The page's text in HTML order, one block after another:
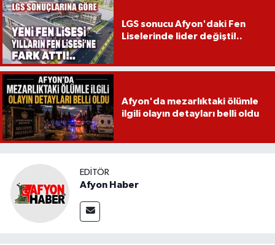
LGS sonucu Afyon'daki Fen
Liselerinde lider değişti!..
Afyon'da mezarlıktaki ölümle
ilgili olayın detayları belli oldu
EDITÖR
Afyon Haber